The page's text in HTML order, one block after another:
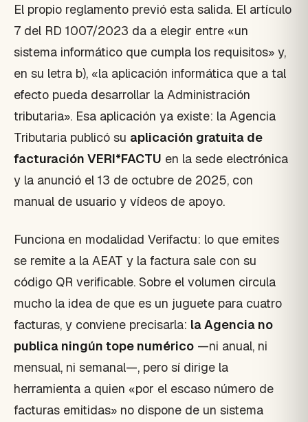
El propio reglamento previó esta salida. El artículo
7 del RD 1007/2023 da a elegir entre «un
sistema informático que cumpla los requisitos» y,
en su letra b), «la aplicación informática que a tal
efecto pueda desarrollar la Administración
tributaria». Esa aplicación ya existe: la Agencia
Tributaria publicó su aplicación gratuita de
facturación VERI*FACTU en la sede electrónica
y la anunció el 13 de octubre de 2025, con
manual de usuario y vídeos de apoyo.
Funciona en modalidad Verifactu: lo que emites
se remite a la AEAT y la factura sale con su
código QR verificable. Sobre el volumen circula
mucho la idea de que es un juguete para cuatro
facturas, y conviene precisarla: la Agencia no
publica ningún tope numérico —ni anual, ni
mensual, ni semanal—, pero sí dirige la
herramienta a quien «por el escaso número de
facturas emitidas» no dispone de un sistema